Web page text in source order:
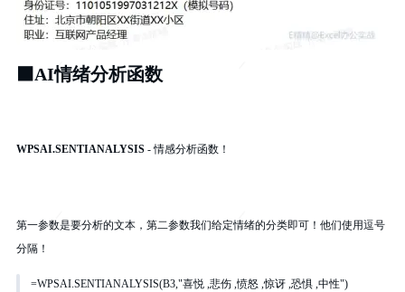
AI情绪分析函数
WPSAI.SENTIANALYSIS - 情感分析函数！
第一参数是要分析的文本，第二参数我们给定情绪的分类即可！他们使用逗号
分隔！
=WPSAI.SENTIANALYSIS(B3,"喜悦 ,悲伤 ,愤怒 ,惊讶 ,恐惧 ,中性")